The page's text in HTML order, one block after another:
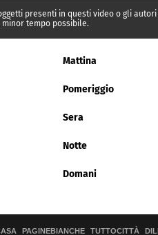
presenti in questi video o gli
tempo possibile.
Mattina
Pomeriggio
Sera
Notte
Domani
PAGINEBIANCHE TUTTOCITTÀ